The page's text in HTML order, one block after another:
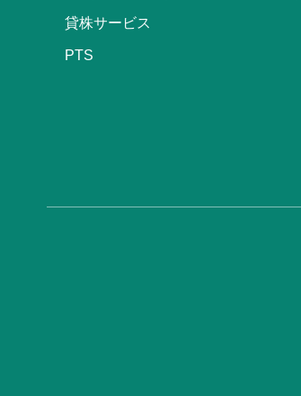
貸株サービス
PTS